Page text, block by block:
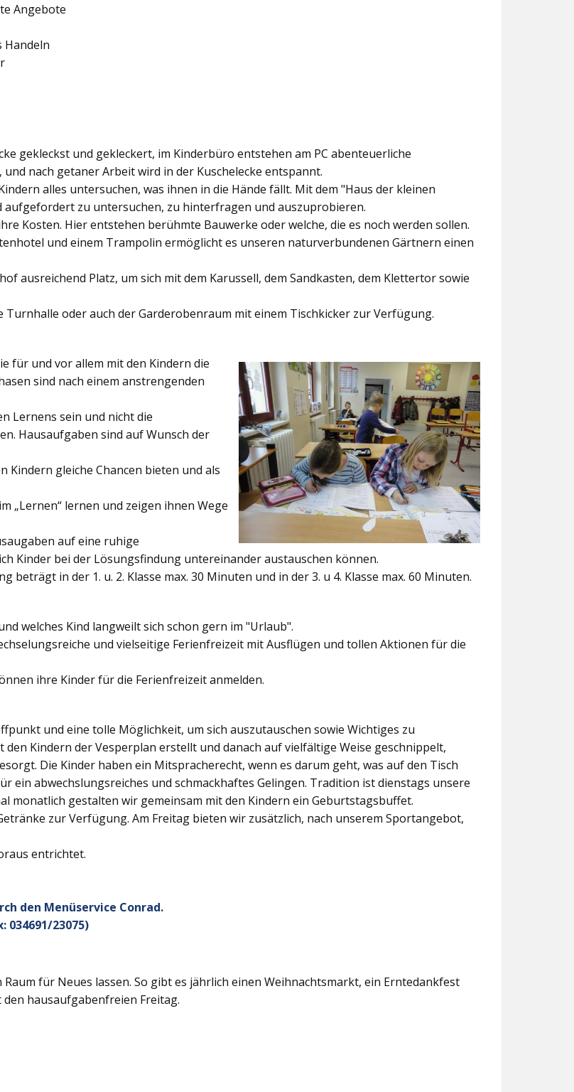
Angebote
Handeln
gekleckst und gekleckert, im Kinderbüro entstehen am PC abenteuerliche
nach getaner Arbeit wird in der Kuschelecke entspannt.
alles untersuchen, was ihnen in die Hände fällt. Mit dem "Haus der kleinen
zu untersuchen, zu hinterfragen und auszuprobieren.
Kosten. Hier entstehen berühmte Bauwerke oder welche, die es noch werden sollen.
und einem Trampolin ermöglicht es unseren naturverbundenen Gärtnern einen
ausreichend Platz, um sich mit dem Karussell, dem Sandkasten, dem Klettertor sowie
Turnhalle oder auch derGarderobenraum mit einem Tischkicker zur Verfügung.
für und vor allem mit den Kindern die
sind nach einem anstrengenden
Lernens sein und nicht die
Hausaufgaben sind auf Wunsch der
Kindern gleiche Chancen bieten und als
„Lernen“ lernen und zeigen ihnen Wege
auf eine ruhige
Kinder bei der Lösungsfindung untereinander austauschen können.
in der 1. u. 2. Klasse max. 30 Minuten und in der 3. u 4. Klasse max. 60 Minuten.
welches Kind langweilt sich schon gern im "Urlaub".
und vielseitige Ferienfreizeit mit Ausflügen und tollen Aktionen für die
ihre Kinder für die Ferienfreizeit anmelden.
und eine tolle Möglichkeit, um sich auszutauschen sowie Wichtiges zu
Kindern der Vesperplan erstellt und danach auf vielfältige Weise geschnippelt,
Die Kinder haben ein Mitspracherecht, wenn es darum geht, was auf den Tisch
abwechslungsreiches und schmackhaftes Gelingen. Tradition ist dienstags unsere
monatlich gestalten wir gemeinsam mit den Kindern ein Geburtstagsbuffet.
zur Verfügung. Am Freitag bieten wir zusätzlich, nach unserem Sportangebot,
entrichtet.
den Menüservice Conrad.
034691/23075)
für Neues lassen. So gibt es jährlich einen Weihnachtsmarkt, ein Erntedankfest
hausaufgabenfreien Freitag.